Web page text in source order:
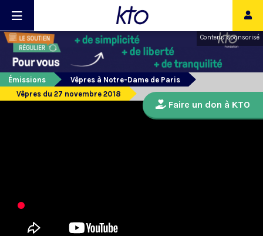
Contenu sponsorisé
Émissions
Vêpres à Notre-Dame de Paris
Vêpres du 27 novembre 2018
Faire un don à KTO